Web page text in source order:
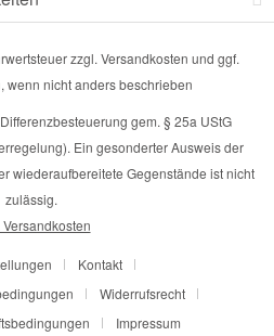
zzgl. Versandkosten und ggf.
wenn nicht anders beschrieben
gem. § 25a UStG
Ein gesonderter Ausweis der
wiederaufbereitete Gegenstände ist nicht
zulässig.
Kontakt
Widerrufsrecht
Impressum